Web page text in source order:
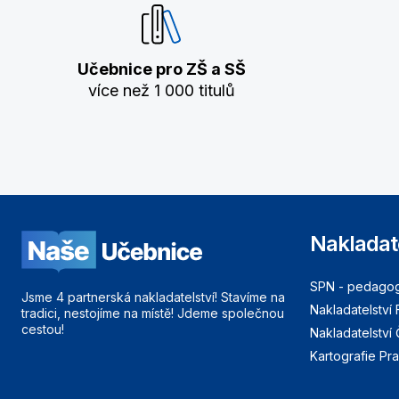
Učebnice pro ZŠ a SŠ
více než 1 000 titulů
Jsme 4 partnerská nakladatelství! Stavíme na
tradici, nestojíme na místě! Jdeme společnou
cestou!
SPN -
Nakladatelství
Nakladatelství
Kartografie